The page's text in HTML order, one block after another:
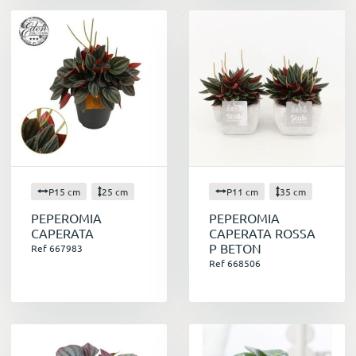
printemps.
Conclusion
Avec ses multiples qualités, le peperomia est
un choix parfait pour égayer votre intérieur
tout en profitant de ses bienfaits pour la santé
et le bien-être. N'hésitez pas à explorer la
grande variété de peperomia disponibles et
d'exception !
P15 cm 25 cm
PEPEROMIA
CAPERATA
Ref 667983
P11 cm 35 cm
PEPEROMIA
CAPERATA ROSSA
P BETON
Ref 668506